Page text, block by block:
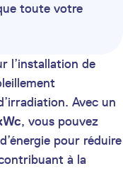
toute votre
l’installation de
Avec un
, vous pouvez
pour réduire
à la